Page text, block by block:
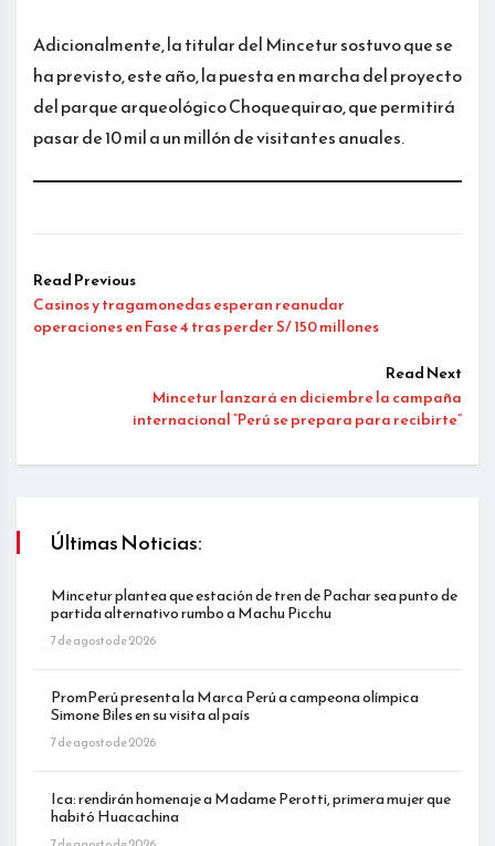
Adicionalmente, la titular del Mincetur sostuvo que se
ha previsto, este año, la puesta en marcha del proyecto
del parque arqueológico Choquequirao, que permitirá
pasar de 10 mil a un millón de visitantes anuales.
Read Previous
Casinos y tragamonedas esperan reanudar
operaciones en Fase 4 tras perder S/ 150 millones
Read Next
Mincetur lanzará en diciembre la campaña
internacional “Perú se prepara para recibirte”
Últimas Noticias:
Mincetur plantea que estación de tren de Pachar sea punto de
partida alternativo rumbo a Machu Picchu
7 de agosto de 2026
PromPerú presenta la Marca Perú a campeona olímpica
Simone Biles en su visita al país
7 de agosto de 2026
Ica: rendirán homenaje a Madame Perotti, primera mujer que
habitó Huacachina